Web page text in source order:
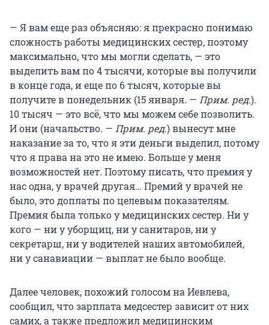
— Я вам еще раз объясняю: я прекрасно понимаю
сложность работы медицинских сестер, поэтому
максимально, что мы могли сделать, — это
выделить вам по 4 тысячи, которые вы получили
в конце года, и еще по 6 тысяч, которые вы
получите в понедельник (15 января. — Прим. ред.).
10 тысяч — это всё, что мы можем себе позволить.
И они (начальство. — Прим. ред.) вынесут мне
наказание за то, что я эти деньги выделил, потому
что я права на это не имею. Больше у меня
возможностей нет. Поэтому писать, что премия у
нас одна, у врачей другая… Премий у врачей не
было, это доплаты по целевым показателям.
Премия была только у медицинских сестер. Ни у
кого — ни у уборщиц, ни у санитаров, ни у
секретарш, ни у водителей наших автомобилей,
ни у санавиации — выплат не было вообще.
Далее человек, похожий голосом на Иевлева,
сообщил, что зарплата медсестер зависит от них
самих, а также предложил медицинским